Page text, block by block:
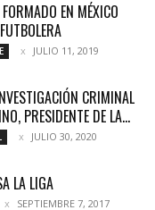
EN MÉXICO
JULIO 11, 2019
CRIMINAL
PRESIDENTE DE LA...
JULIO 30, 2020
LA LIGA
SEPTIEMBRE 7, 2017